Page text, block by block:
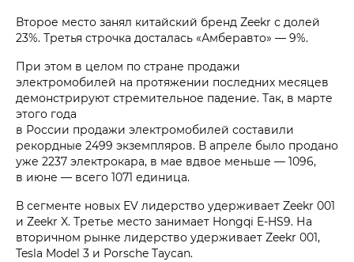
Второе место занял китайский бренд Zeekr с долей
23%. Третья строчка досталась «Амберавто» — 9%.
При этом в целом по стране продажи
электромобилей на протяжении последних месяцев
демонстрируют стремительное падение. Так, в марте
этого года
в России продажи электромобилей составили
рекордные 2499 экземпляров. В апреле было продано
уже 2237 электрокара, в мае вдвое меньше — 1096,
в июне — всего 1071 единица.
В сегменте новых EV лидерство удерживает Zeekr 001
и Zeekr X. Третье место занимает Hongqi E-HS9. На
вторичном рынке лидерство удерживает Zeekr 001,
Tesla Model 3 и Porsche Taycan.